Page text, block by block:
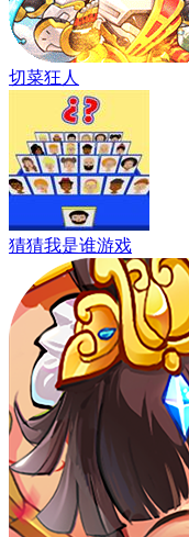
切菜狂人
猜猜我是谁游戏